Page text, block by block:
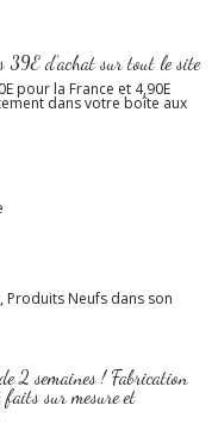
d’achat sur tout le site
pour la France et 4,90E
dans votre boîte aux
Produits Neufs dans son
2 semaines ! Fabrication
sur mesure et